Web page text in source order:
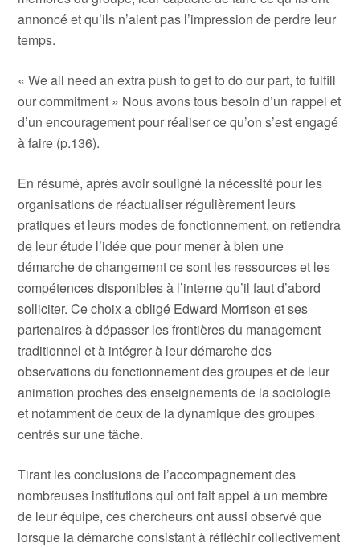
annoncé et qu’ils n’aient pas l’impression de perdre leur
temps.
« We all need an extra push to get to do our part, to fulfill
our commitment » Nous avons tous besoin d’un rappel et
d’un encouragement pour réaliser ce qu’on s’est engagé
à faire (p.136).
En résumé, après avoir souligné la nécessité pour les
organisations de réactualiser régulièrement leurs
pratiques et leurs modes de fonctionnement, on retiendra
de leur étude l’idée que pour mener à bien une
démarche de changement ce sont les ressources et les
compétences disponibles à l’interne qu’il faut d’abord
solliciter. Ce choix a obligé Edward Morrison et ses
partenaires à dépasser les frontières du management
traditionnel et à intégrer à leur démarche des
observations du fonctionnement des groupes et de leur
animation proches des enseignements de la sociologie
et notamment de ceux de la dynamique des groupes
centrés sur une tâche.
Tirant les conclusions de l’accompagnement des
nombreuses institutions qui ont fait appel à un membre
de leur équipe, ces chercheurs ont aussi observé que
lorsque la démarche consistant à réfléchir collectivement